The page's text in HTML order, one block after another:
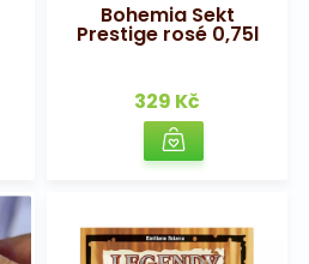
Bohemia Sekt
Prestige rosé 0,75l
329 Kč